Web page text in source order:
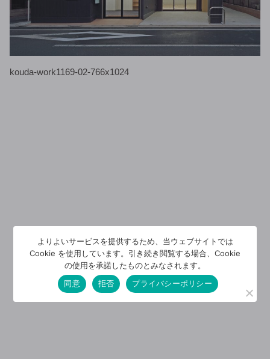
kouda-work1169-02-766x1024
よりよいサービスを提供するため、当ウェブサイトでは
Cookie を使用しています。引き続き閲覧する場合、Cookie
の使用を承諾したものとみなされます。
同意
拒否 プライバシーポリシー